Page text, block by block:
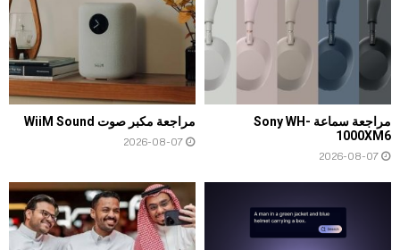
مراجعة سماعة Sony WH-
1000XM6
2026-08-07
مراجعة مكبر صوت WiiM Sound
2026-08-07